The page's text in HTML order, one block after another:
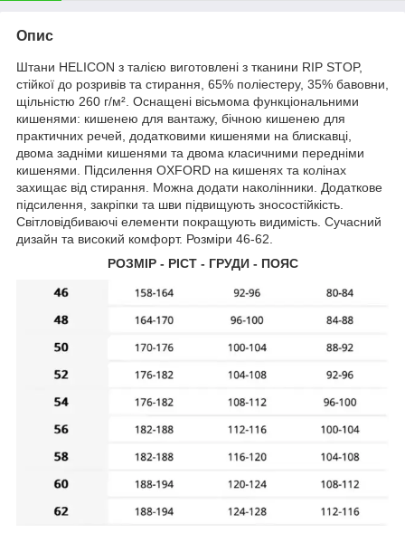
Опис
Штани HELICON з талією виготовлені з тканини RIP STOP,
стійкої до розривів та стирання, 65% поліестеру, 35% бавовни,
щільністю 260 г/м². Оснащені вісьмома функціональними
кишенями: кишенею для вантажу, бічною кишенею для
практичних речей, додатковими кишенями на блискавці,
двома задніми кишенями та двома класичними передніми
кишенями. Підсилення OXFORD на кишенях та колінах
захищає від стирання. Можна додати наколінники. Додаткове
підсилення, закріпки та шви підвищують зносостійкість.
Світловідбиваючі елементи покращують видимість. Сучасний
дизайн та високий комфорт. Розміри 46-62.
РОЗМІР - РІСТ - ГРУДИ - ПОЯС